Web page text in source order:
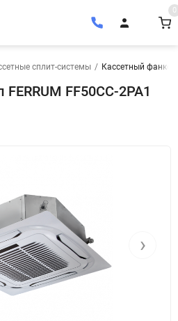
0
сплит-системы / Кассетный
FF50CC-2PA1
›